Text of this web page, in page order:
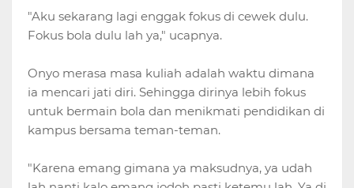
"Aku sekarang lagi enggak fokus di cewek dulu.
Fokus bola dulu lah ya," ucapnya.
Onyo merasa masa kuliah adalah waktu dimana
ia mencari jati diri. Sehingga dirinya lebih fokus
untuk bermain bola dan menikmati pendidikan di
kampus bersama teman-teman.
"Karena emang gimana ya maksudnya, ya udah